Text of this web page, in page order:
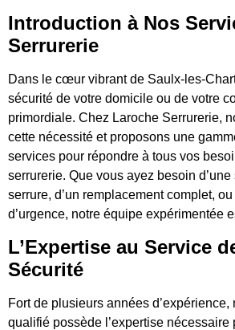
Introduction à Nos
Serrurerie
Dans le cœur vibrant de Saulx-les-
sécurité de votre domicile ou de votre
primordiale. Chez Laroche Serrurerie,
cette nécessité et proposons une
services pour répondre à tous vos
serrurerie. Que vous ayez besoin
serrure, d’un remplacement complet,
d’urgence, notre équipe expérimentée
L’Expertise au Service
Sécurité
Fort de plusieurs années d’expérience,
qualifié possède l’expertise nécessaire